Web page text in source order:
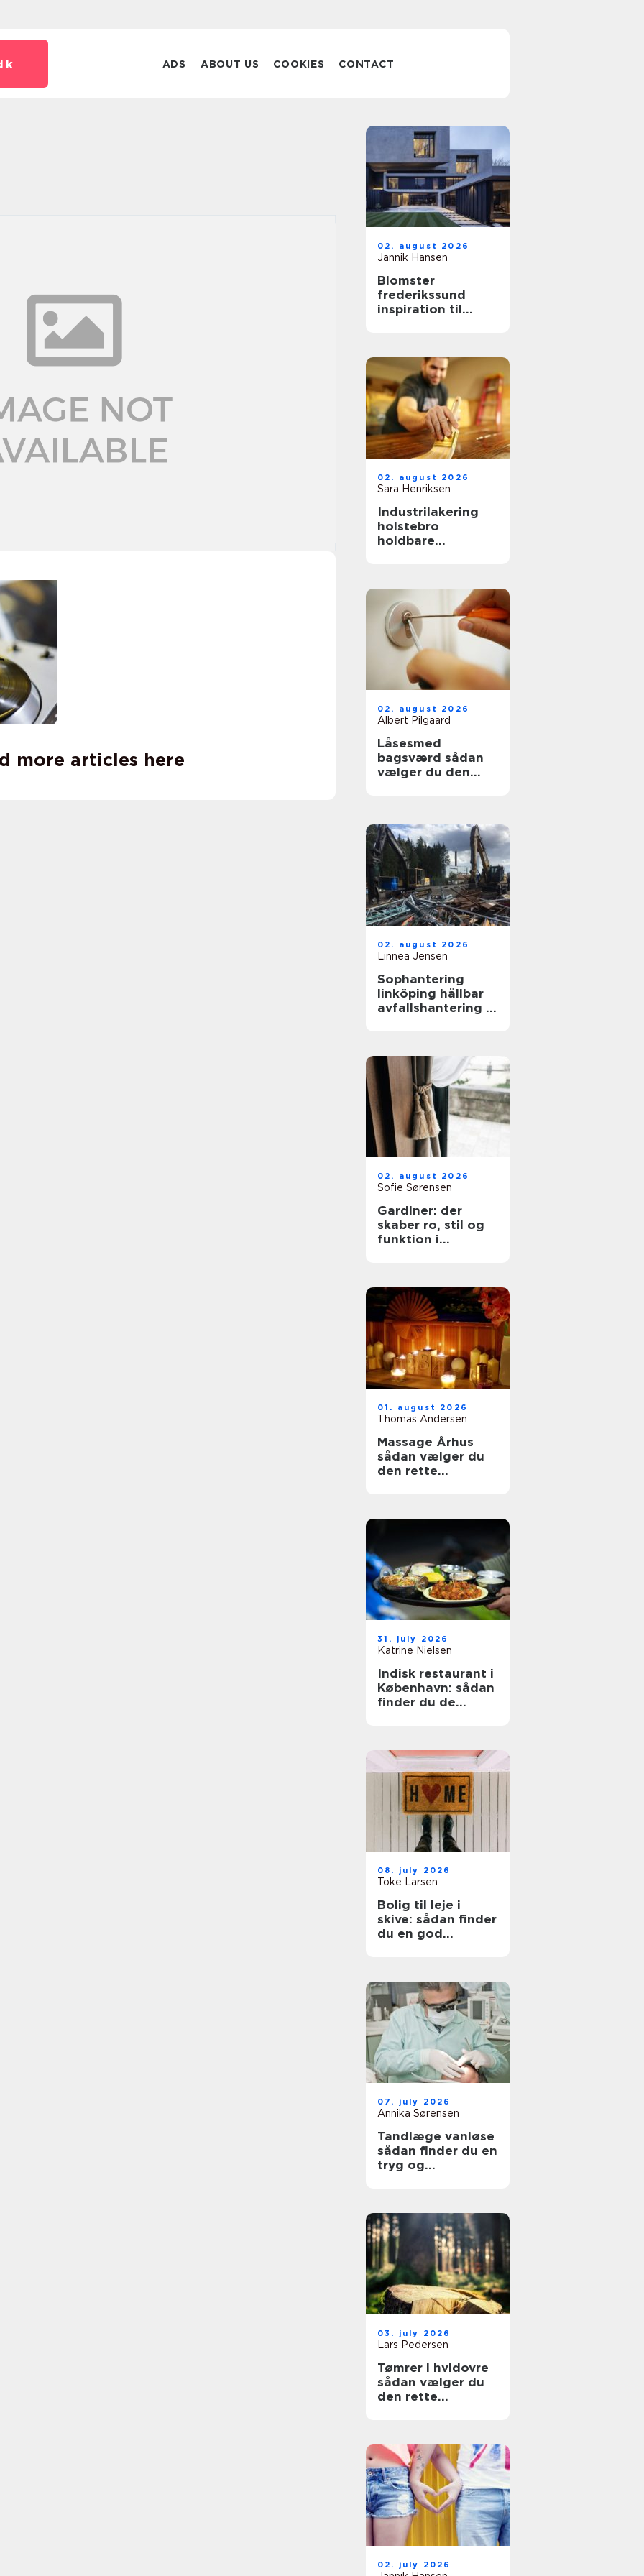
ADS ABOUT US COOKIES CONTACT
more articles here
02. august 2026
Jannik Hansen
Blomster
frederikssund
inspiration til
02. august 2026
Sara Henriksen
Industrilakering
holstebro
holdbare
02. august 2026
Albert Pilgaard
Låsesmed
bagsværd sådan
vælger du den
02. august 2026
Linnea Jensen
Sophantering
linköping hållbar
avfallshantering i
02. august 2026
Sofie Sørensen
Gardiner: der
skaber ro, stil og
funktion i
01. august 2026
Thomas Andersen
Massage Århus
sådan vælger du
den rette
31. july 2026
Katrine Nielsen
Indisk restaurant i
København: sådan
finder du de
08. july 2026
Toke Larsen
Bolig til leje i
skive: sådan finder
du en god
07. july 2026
Annika Sørensen
Tandlæge vanløse
sådan finder du en
tryg og
03. july 2026
Lars Pedersen
Tømrer i hvidovre
sådan vælger du
den rette
02. july 2026